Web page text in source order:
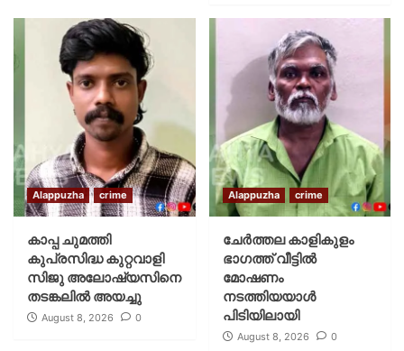
Alappuzha crime
കാപ്പ ചുമത്തി
കുപ്രസിദ്ധ കുറ്റവാളി
സിജു അലോഷ്യസിനെ
തടങ്കലിൽ അയച്ചു
August 8, 2026 0
Alappuzha crime
ചേർത്തല കാളികുളം
ഭാഗത്ത് വീട്ടിൽ
മോഷണം
നടത്തിയയാൾ
പിടിയിലായി
August 8, 2026 0